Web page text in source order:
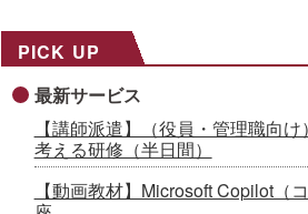
PICK UP
最新サービス
【講師派遣】（役員・管理職向
考える研修（半日間）
【動画教材】Microsoft Copilot（